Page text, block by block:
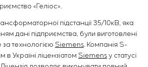
«Геліос».
підстанції 35/10кВ, яка
дані підприємства, були виготовлені
технологією Siemens. Компанія S-
Україні ліцензіатом Siemensу статусі